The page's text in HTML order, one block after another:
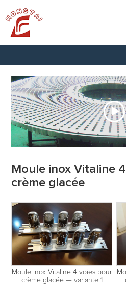
Moule inox Vitaline
crème glacée
Moule inox Vitaline 4 voies pour
crème glacée — variante 1